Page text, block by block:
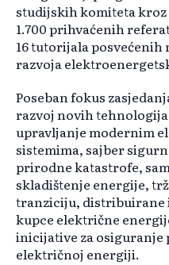
studijskih komiteta kroz
1.700 prihvaćenih
16 tutorijala
razvoja
Poseban fokus
razvoj novih
upravljanje modernim
sistemima, sajber
prirodne katastrofe,
skladištenje energije,
tranziciju, distribuirane
kupce električne
inicijative za osiguranje
električnoj energiji.